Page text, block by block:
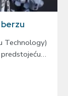
Technology)
predstojeću…